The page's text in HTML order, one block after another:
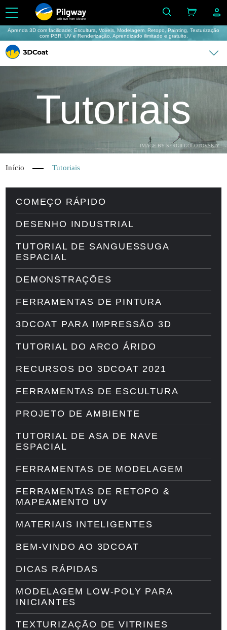
with love from Ukraine
Aprenda 3D com facilidade: Escultura, Voxels, Modelagem, Retopo, Painting, Texturização
com PBR, UV e Renderização. Aprendizado ilimitado e gratuito.
IMAGE BY SERGII GOLOTOVSKIY
Tutoriais
Início Tutoriais
COMEÇO RÁPIDO
DESENHO INDUSTRIAL
TUTORIAL DE SANGUESSUGA
ESPACIAL
DEMONSTRAÇÕES
FERRAMENTAS DE PINTURA
3DCOAT PARA IMPRESSÃO 3D
TUTORIAL DO ARCO ÁRIDO
RECURSOS DO 3DCOAT 2021
FERRAMENTAS DE ESCULTURA
PROJETO DE AMBIENTE
TUTORIAL DE ASA DE NAVE
ESPACIAL
FERRAMENTAS DE MODELAGEM
FERRAMENTAS DE RETOPO &
MAPEAMENTO UV
MATERIAIS INTELIGENTES
BEM-VINDO AO 3DCOAT
DICAS RÁPIDAS
MODELAGEM LOW-POLY PARA
INICIANTES
TEXTURIZAÇÃO DE VITRINES